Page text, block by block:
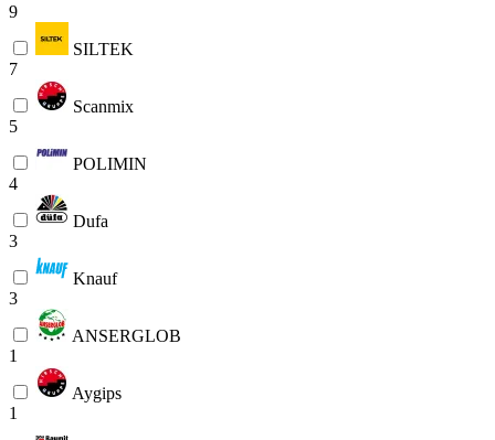
9
SILTEK
7
Scanmix
5
POLIMIN
4
Dufa
3
Knauf
3
ANSERGLOB
1
Aygips
1